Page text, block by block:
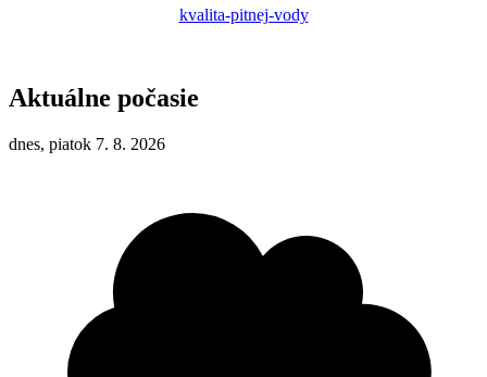
kvalita-pitnej-vody
Aktuálne počasie
dnes, piatok 7. 8. 2026